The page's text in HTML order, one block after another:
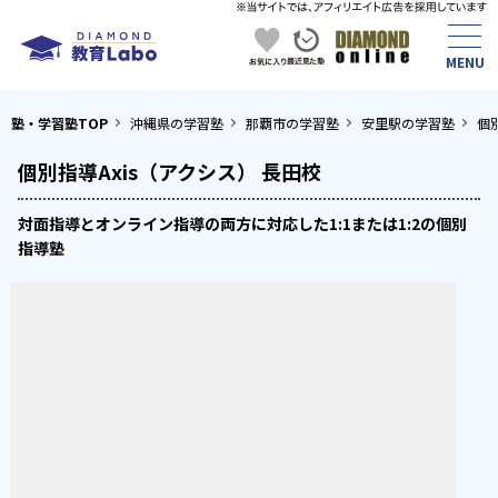
塾・学習塾TOP 沖縄県の学習塾 那覇市の学習塾 安里駅の学習塾 個
個別指導Axis（アクシス） 長田校
対面指導とオンライン指導の両方に対応した1:1または1:2の個別
指導塾